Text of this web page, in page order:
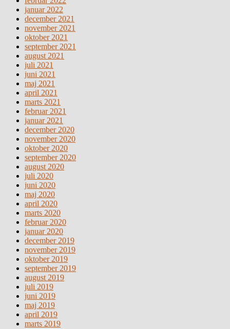
januar 2022
december 2021
november 2021
oktober 2021
september 2021
august 2021
juli 2021
juni 2021
maj 2021
april 2021
marts 2021
februar 2021
januar 2021
december 2020
november 2020
oktober 2020
september 2020
august 2020
juli 2020
juni 2020
maj 2020
april 2020
marts 2020
februar 2020
januar 2020
december 2019
november 2019
oktober 2019
september 2019
august 2019
juli 2019
juni 2019
maj 2019
april 2019
marts 2019